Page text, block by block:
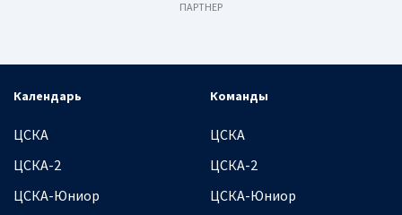
ПАРТНЕР
Календарь
ЦСКА
ЦСКА-2
ЦСКА-Юниор
Команды
ЦСКА
ЦСКА-2
ЦСКА-Юниор